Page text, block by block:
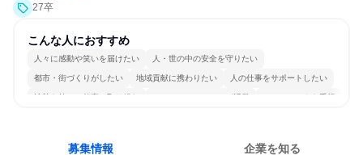
27卒
こんな人におすすめ
人々に感動や笑いを届けたい 人・世の中の安全を守りたい
都市・街づくりがしたい 地域貢献に携わりたい 人の仕事をサポートしたい
情熱を持って仕事に取り組む コミュニケーションが活発 チームワークを重視
募集情報 企業を知る